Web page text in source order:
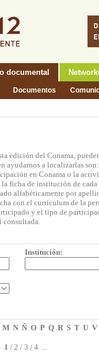
documental
Documentos
edición del Conama,
ayudarnos a localizarlas
en Conama o la
ficha de institución de
alfabéticamente por
con el currículum de la
y el tipo de
consultada.
Institución:
M N Ñ O P Q R S T U V
1 / 2 / 3 / 4 ...